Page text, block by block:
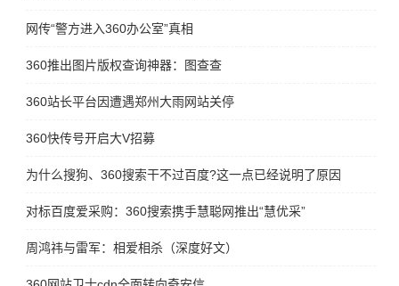
网传“警方进入360办公室”真相
360推出图片版权查询神器：图查查
360站长平台因遭遇郑州大雨网站关停
360快传号开启大V招募
为什么搜狗、360搜索干不过百度?这一点已经说明了原因
对标百度爱采购：360搜索携手慧聪网推出“慧优采”
周鸿祎与雷军：相爱相杀（深度好文）